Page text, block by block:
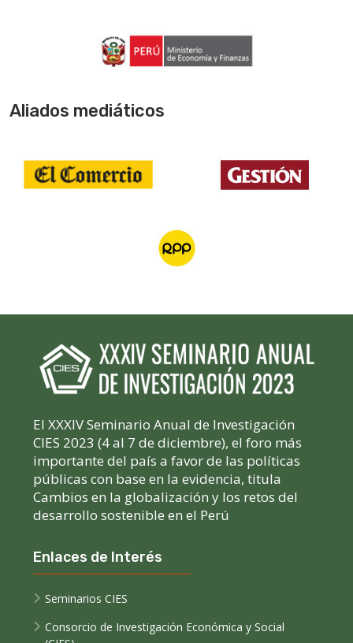
Aliados mediáticos
El XXXIV Seminario Anual de Investigación
CIES 2023 (4 al 7 de diciembre), el foro más
importante del país a favor de las políticas
públicas con base en la evidencia, titula
Cambios en la globalización y los retos del
desarrollo sostenible en el Perú
Enlaces de Interés
Seminarios CIES
Consorcio de Investigación Económica y Social